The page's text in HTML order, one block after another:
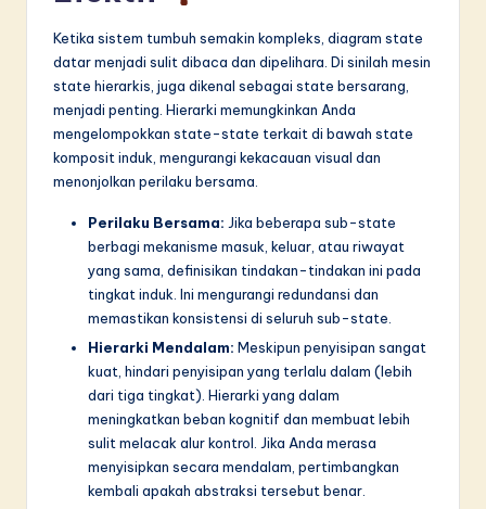
Ketika sistem tumbuh semakin kompleks, diagram state
datar menjadi sulit dibaca dan dipelihara. Di sinilah mesin
state hierarkis, juga dikenal sebagai state bersarang,
menjadi penting. Hierarki memungkinkan Anda
mengelompokkan state-state terkait di bawah state
komposit induk, mengurangi kekacauan visual dan
menonjolkan perilaku bersama.
Perilaku Bersama: Jika beberapa sub-state
berbagi mekanisme masuk, keluar, atau riwayat
yang sama, definisikan tindakan-tindakan ini pada
tingkat induk. Ini mengurangi redundansi dan
memastikan konsistensi di seluruh sub-state.
Hierarki Mendalam: Meskipun penyisipan sangat
kuat, hindari penyisipan yang terlalu dalam (lebih
dari tiga tingkat). Hierarki yang dalam
meningkatkan beban kognitif dan membuat lebih
sulit melacak alur kontrol. Jika Anda merasa
menyisipkan secara mendalam, pertimbangkan
kembali apakah abstraksi tersebut benar.